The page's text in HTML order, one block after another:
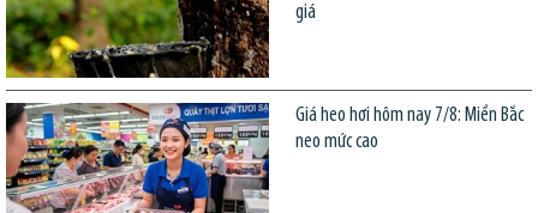
giá
Giá heo hơi hôm nay 7/8: Miền Bắc
neo mức cao